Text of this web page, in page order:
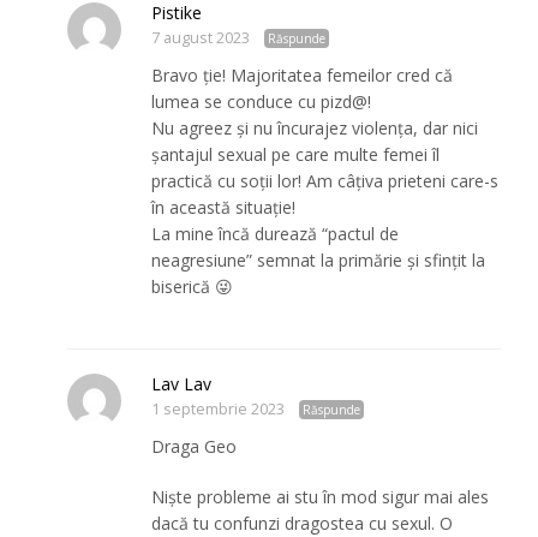
Pistike
7 august 2023 Răspunde
Bravo ție! Majoritatea femeilor cred că
lumea se conduce cu pizd@!
Nu agreez și nu încurajez violența, dar nici
șantajul sexual pe care multe femei îl
practică cu soții lor! Am câțiva prieteni care-s
în această situație!
La mine încă durează “pactul de
neagresiune” semnat la primărie și sfințit la
biserică 😜
Lav Lav
1 septembrie 2023 Răspunde
Draga Geo
Niște probleme ai stu în mod sigur mai ales
dacă tu confunzi dragostea cu sexul. O